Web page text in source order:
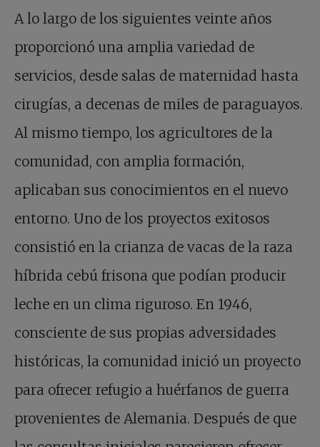
A lo largo de los siguientes veinte años
proporcionó una amplia variedad de
servicios, desde salas de maternidad hasta
cirugías, a decenas de miles de paraguayos.
Al mismo tiempo, los agricultores de la
comunidad, con amplia formación,
aplicaban sus conocimientos en el nuevo
entorno. Uno de los proyectos exitosos
consistió en la crianza de vacas de la raza
híbrida cebú frisona que podían producir
leche en un clima riguroso. En 1946,
consciente de sus propias adversidades
históricas, la comunidad inició un proyecto
para ofrecer refugio a huérfanos de guerra
provenientes de Alemania. Después de que